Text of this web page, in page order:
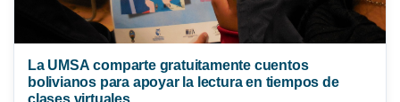
La UMSA comparte gratuitamente cuentos
bolivianos para apoyar la lectura en tiempos de
clases virtuales